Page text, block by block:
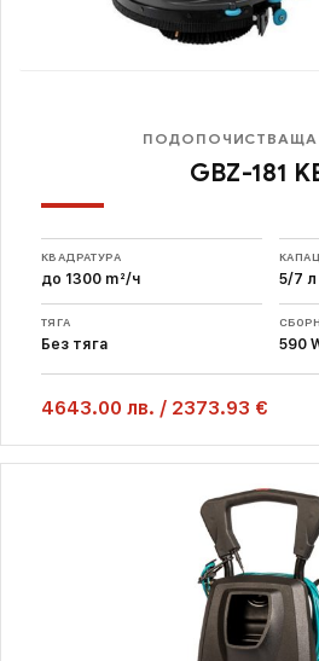
GBZ-181
КВАДРАТУРА
до 1300 m²/ч 5/7 л
ТЯГА
Без тяга 590
4643.00 лв. / 2373.93 €